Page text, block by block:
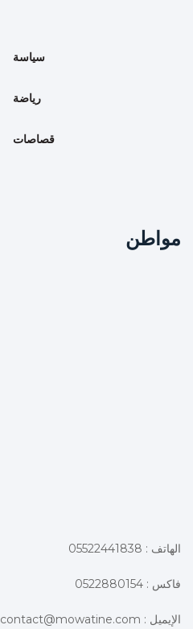
سياسة
رياضة
قصاصات
مواطن
الهاتف : 05522441838
فاكس : 0522880154
الإيميل : contact@mowatine.com